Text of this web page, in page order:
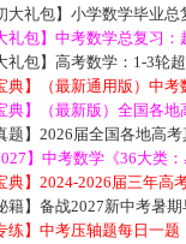
大礼包】小学数学毕业
礼包】中考数学总复习
礼包】高考数学：1-3轮
典】（最新通用版）中
典】（最新版）全国各
题】2026届全国各地高
】中考数学《36大类
典】2024-2026届三年高
籍】备战2027新中考暑
练】中考压轴题每日一